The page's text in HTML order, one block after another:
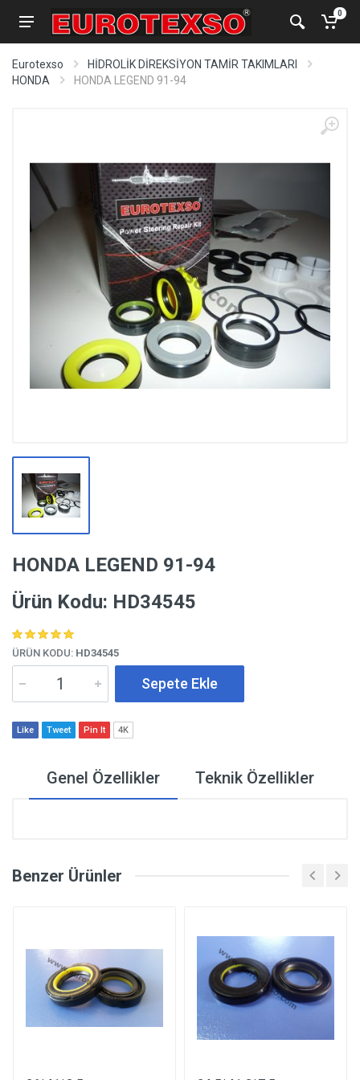
0
Eurotexso
HİDROLİK DİREKSİYON TAMİR TAKIMLARI
HONDA
HONDA LEGEND 91-94
HONDA LEGEND 91-94
Ürün Kodu: HD34545
ÜRÜN KODU: HD34545
Sepete Ekle
Like Tweet Pin It 4K
Genel Özellikler Teknik Özellikler
Benzer Ürünler